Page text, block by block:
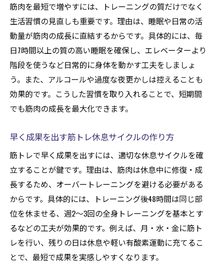
筋肉を最短で増やすには、トレーニングの質だけでなく
生活習慣の見直しも重要です。理由は、睡眠や日常の活
動量が筋肉の成長に直結するからです。具体的には、毎
日7時間以上の質の高い睡眠を確保し、エレベーターより
階段を使うなど日常的に身体を動かす工夫をしましょ
う。また、アルコールや過度な夜更かしは控えることも
効果的です。こうした習慣を取り入れることで、短期間
でも筋肉の成長を最大化できます。
早く成果を出す筋トレ休息サイクルの作り方
筋トレで早く成果を出すには、適切な休息サイクルを確
立することが鍵です。理由は、筋肉は休息中に修復・成
長するため、オーバートレーニングを避ける必要がある
からです。具体的には、トレーニング後48時間は同じ部
位を休ませる、週2〜3回の全身トレーニングを基本とす
るなどの工夫が効果的です。例えば、月・水・金に筋ト
レを行い、残りの日は休息や軽い有酸素運動に充てるこ
とで、最短で成果を実感しやすくなります。